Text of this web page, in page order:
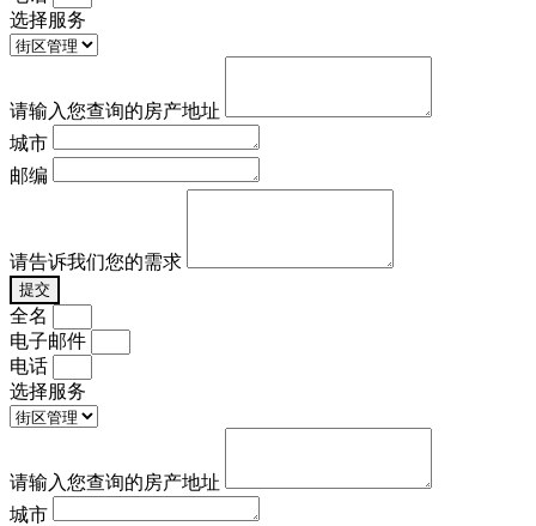
选择服务
请输入您查询的房产地址
城市
邮编
请告诉我们您的需求
提交
全名
电子邮件
电话
选择服务
请输入您查询的房产地址
城市